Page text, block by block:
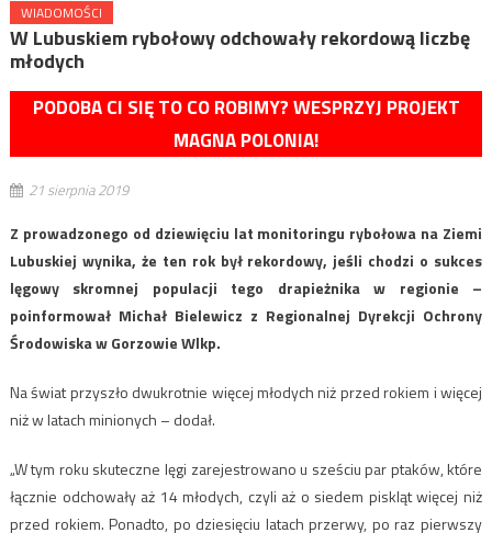
WIADOMOŚCI
W Lubuskiem rybołowy odchowały rekordową liczbę
młodych
PODOBA CI SIĘ TO CO ROBIMY? WESPRZYJ PROJEKT
MAGNA POLONIA!
21 sierpnia 2019
Z prowadzonego od dziewięciu lat monitoringu rybołowa na Ziemi
Lubuskiej wynika, że ten rok był rekordowy, jeśli chodzi o sukces
lęgowy skromnej populacji tego drapieżnika w regionie –
poinformował Michał Bielewicz z Regionalnej Dyrekcji Ochrony
Środowiska w Gorzowie Wlkp.
Na świat przyszło dwukrotnie więcej młodych niż przed rokiem i więcej
niż w latach minionych – dodał.
„W tym roku skuteczne lęgi zarejestrowano u sześciu par ptaków, które
łącznie odchowały aż 14 młodych, czyli aż o siedem piskląt więcej niż
przed rokiem. Ponadto, po dziesięciu latach przerwy, po raz pierwszy